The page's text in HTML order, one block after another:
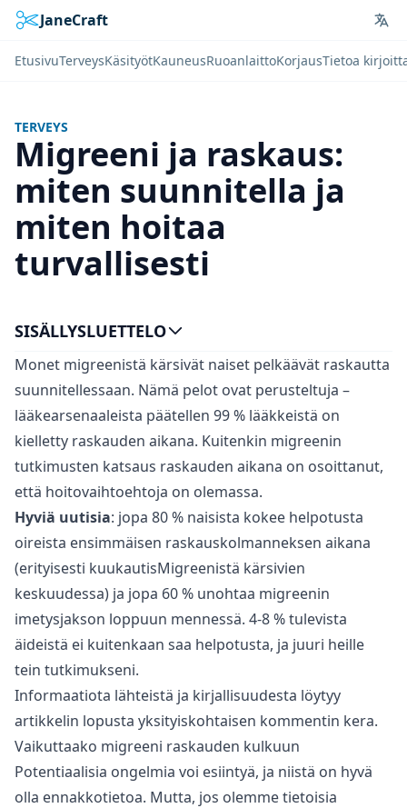
JaneCraft
EtusivuTerveysKäsityötKauneusRuoanlaittoKorjausTietoa
TERVEYS
Migreeni ja raskaus:
miten suunnitella ja
miten hoitaa
turvallisesti
Monet migreenistä kärsivät naiset pelkäävät raskautta
suunnitellessaan. Nämä pelot ovat perusteltuja –
lääkearsenaaleista päätellen 99 % lääkkeistä on
kielletty raskauden aikana. Kuitenkin migreenin
tutkimusten katsaus raskauden aikana on osoittanut,
että hoitovaihtoehtoja on olemassa.
Hyviä uutisia: jopa 80 % naisista kokee helpotusta
oireista ensimmäisen raskauskolmanneksen aikana
(erityisesti kuukautisMigreenistä kärsivien
keskuudessa) ja jopa 60 % unohtaa migreenin
imetysjakson loppuun mennessä. 4-8 % tulevista
äideistä ei kuitenkaan saa helpotusta, ja juuri heille
tein tutkimukseni.
Informaatiota lähteistä ja kirjallisuudesta löytyy
artikkelin lopusta yksityiskohtaisen kommentin kera.
Vaikuttaako migreeni raskauden kulkuun
Potentiaalisia ongelmia voi esiintyä, ja niistä on hyvä
olla ennakkotietoa. Mutta, jos olemme tietoisia
SISÄLLYSLUETTELO